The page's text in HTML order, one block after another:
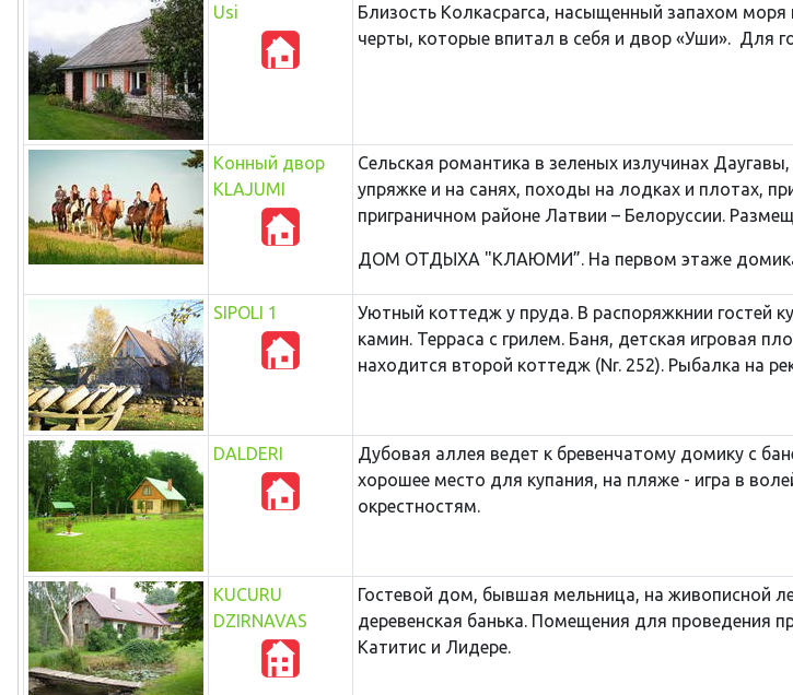
Usi
Близость Колкасрагса, насыщенный запахом моря
черты, которые впитал в себя и двор «Уши». Для
Конный двор
KLAJUMI
Сельская романтика в зеленых излучинах
упряжке и на санях, походы на лодках и плотах,
приграничном районе Латвии – Белоруссии.
ДОМ ОТДЫХА "КЛАЮМИ”. На первом этаже домика
SIPOLI 1
Уютный коттедж у пруда. В распоряжкнии гостей
камин. Терраса с грилем. Баня, детская игровая
находится второй коттедж (Nr. 252). Рыбалка на
DALDERI
Дубовая аллея ведет к бревенчатому домику с
хорошее место для купания, на пляже - игра в
окрестностям.
KUCURU
DZIRNAVAS
Гостевой дом, бывшая мельница, на живописной
деревенская банька. Помещения для проведения
Катитис и Лидере.